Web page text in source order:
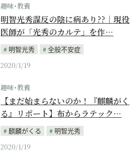
趣味･教養
明智光秀謀反の陰に病あり??｜現役
医師が「光秀のカルテ」を作…
明智光秀
全般不安症
2020/1/19
趣味･教養
【まだ始まらないのか！『麒麟がく
る』リポート】布からラテック…
麒麟がくる
明智光秀
2020/1/19